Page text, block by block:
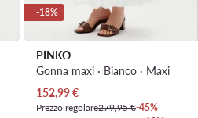
-18%
PINKO
Gonna maxi · Bianco · Maxi
Prezzo attuale
152,99€
Prezzo regolare279,95 €-45%